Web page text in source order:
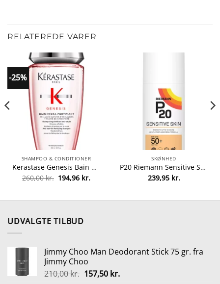
RELATEREDE VARER
-25%
SHAMPOO & CONDITIONER
Kerastase Genesis Bain Hydra-Fortifiant Shampoo 250 ml fra Kerastase
260,00kr. Den
oprindelige
260,00 kr..
194,96 kr.Den
194,96 kr..
SKØNHED
P20 Riemann Sensitive Skin Sun Protection Cream SPF 50+ – 200 ml fra P20 Riemann
239,95 kr.
kr..
UDVALGTE TILBUD
Jimmy Choo Man Deodorant Stick 75 gr. fra
Jimmy Choo
210,00kr. Den
157,50 kr.Den